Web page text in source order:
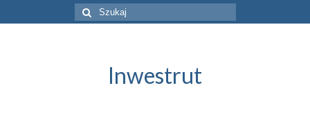
Szuklaj
w:
Inwestrut